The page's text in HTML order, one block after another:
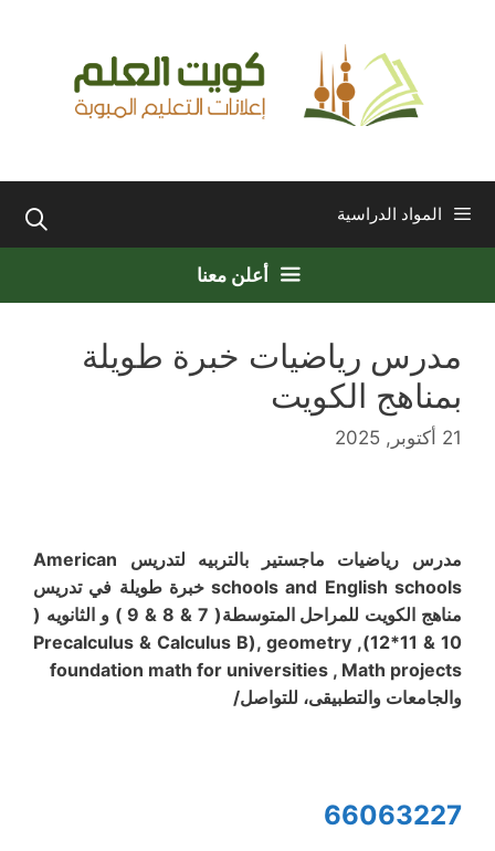
المواد الدراسية
أعلن معنا
مدرس رياضيات خبرة طويلة
بمناهج الكويت
21 أكتوبر, 2025
مدرس رياضيات ماجستير بالتربيه لتدريس American
schools and English schools خبرة طويلة في تدريس
مناهج الكويت للمراحل المتوسطة( 7 & 8 & 9 ) و الثانويه (
10 & 11*12)Precalculus & Calculus B), geometry ,
foundation math for universities , Math projects
والجامعات والتطبيقى، للتواصل/
66063227